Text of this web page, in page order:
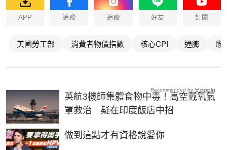
APP 追蹤 追蹤 好友 訂閱
美國勞工部 消費者物價指數 核心CPI 通膨 聯
英航3機師集體食物中毒！高空戴氧氣
罩救治 疑在印度飯店中招
做到這點才有資格說愛你
PR
Recommended by